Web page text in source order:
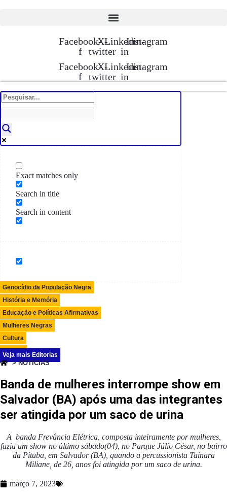
Facebook-
f
X-
twitter
Linkedin-
in
Instagram
Facebook-
f
X-
twitter
Linkedin-
in
Instagram
Exact matches only
Search in title
Search in content
Genocídio da População Negra
História e Memória
Educação e Políticas Afirmativas
Mulheres Negras
Cultura
Opinião
Veja mais Editorias
> NOTÍCIAS
Banda de mulheres interrompe show em
Salvador (BA) após uma das integrantes
ser atingida por um saco de urina
A banda Frevância Elétrica, composta inteiramente por mulheres,
fazia um show no último sábado(04), no Parque Júlio César, no bairro
da Pituba, em Salvador (BA), quando a percussionista Tainara
Miliane, de 26, anos foi atingida por um saco de urina.
março 7, 2023